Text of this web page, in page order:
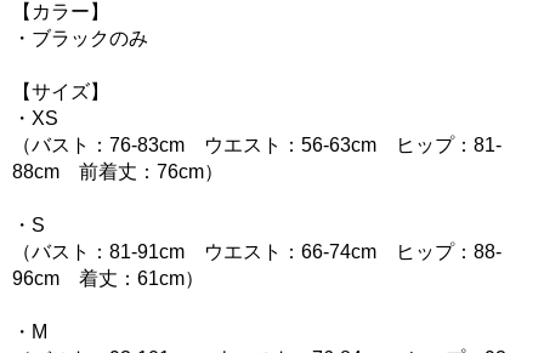
【カラー】
・ブラックのみ
【サイズ】
・XS
（バスト：76-83cm ウエスト：56-63cm ヒップ：81-
88cm 前着丈：76cm）
・S
（バスト：81-91cm ウエスト：66-74cm ヒップ：88-
96cm 着丈：61cm）
・M